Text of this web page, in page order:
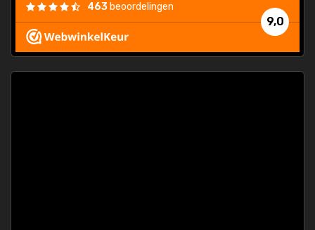
9,0
463 beoordelingen